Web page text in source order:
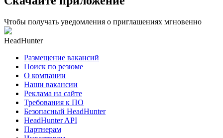
Чтобы получать уведомления о приглашениях мгновенно
HeadHunter
Размещение вакансий
Поиск по резюме
О компании
Наши вакансии
Реклама на сайте
Требования к ПО
Безопасный HeadHunter
HeadHunter API
Партнерам